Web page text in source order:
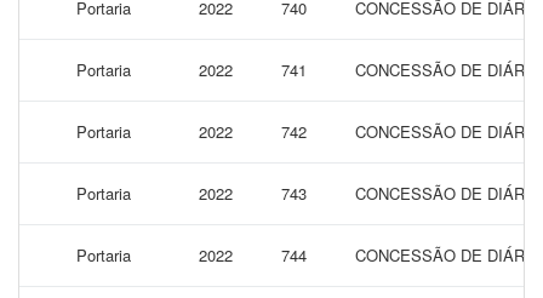
Portaria 2022 740 CONCESSÃO DE
Portaria 2022 741 CONCESSÃO DE
Portaria 2022 742 CONCESSÃO DE
Portaria 2022 743 CONCESSÃO DE
Portaria 2022 744 CONCESSÃO DE